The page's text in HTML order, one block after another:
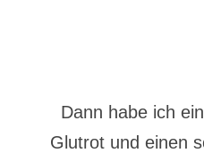
Dann habe ich
Glutrot und einen